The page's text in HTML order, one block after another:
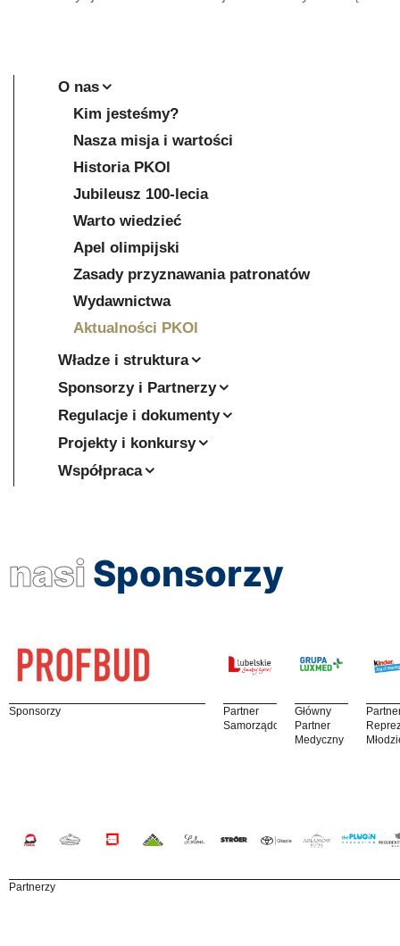
O nas
Kim jesteśmy?
Nasza misja i wartości
Historia PKOl
Jubileusz 100-lecia
Warto wiedzieć
Apel olimpijski
Zasady przyznawania patronatów
Wydawnictwa
Aktualności PKOl
Władze i struktura
Sponsorzy i Partnerzy
Regulacje i dokumenty
Projekty i konkursy
Współpraca
nasi Sponsorzy
Sponsorzy
Partner
Samorządowy
Główny
Partner
Medyczny
Partnerzy